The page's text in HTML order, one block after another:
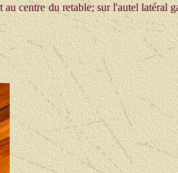
centre du retable; sur l'autel latéral